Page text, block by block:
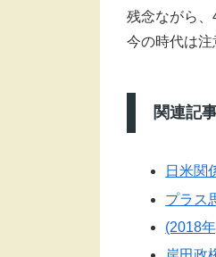
残念ながら、
今の時代は注
関連記
日米関
プラス
(2018